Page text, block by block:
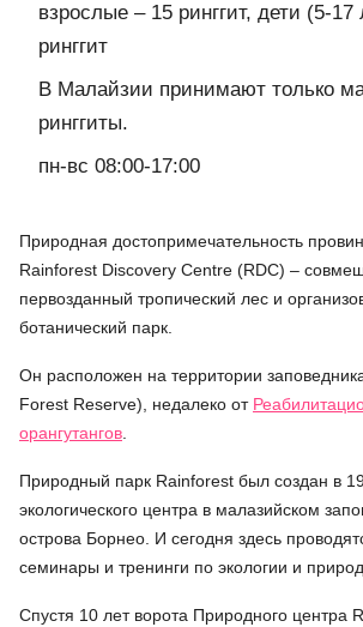
взрослые – 15 ринггит, дети (5-17
ринггит
В Малайзии принимают только
ринггиты.
пн-вс 08:00-17:00
Природная достопримечательность
Rainforest Discovery Centre (RDC) –
первозданный тропический лес и
ботанический парк.
Он расположен на территории
Forest Reserve), недалеко от
орангутангов.
Природный парк Rainforest был создан в
экологического центра в малазийском
острова Борнео. И сегодня здесь
семинары и тренинги по экологии и
Спустя 10 лет ворота Природного центра